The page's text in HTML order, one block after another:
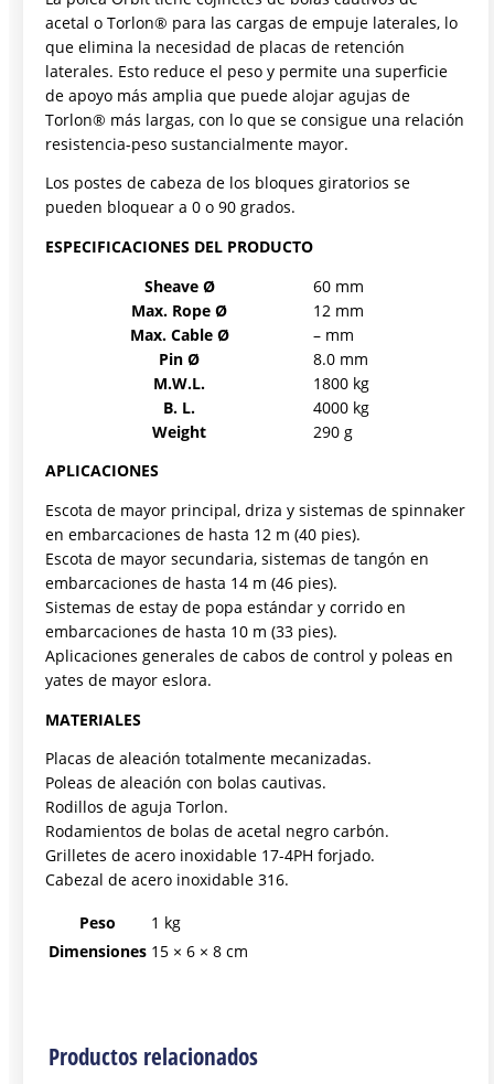
acetal o Torlon® para las cargas de empuje laterales, lo
que elimina la necesidad de placas de retención
laterales. Esto reduce el peso y permite una superficie
de apoyo más amplia que puede alojar agujas de
Torlon® más largas, con lo que se consigue una relación
resistencia-peso sustancialmente mayor.
Los postes de cabeza de los bloques giratorios se
pueden bloquear a 0 o 90 grados.
ESPECIFICACIONES DEL PRODUCTO
Sheave Ø
60 mm
Max. Rope Ø
12 mm
Max. Cable Ø
– mm
Pin Ø
8.0 mm
M.W.L.
1800 kg
B. L.
4000 kg
Weight
290 g
APLICACIONES
Escota de mayor principal, driza y sistemas de spinnaker
en embarcaciones de hasta 12 m (40 pies).
Escota de mayor secundaria, sistemas de tangón en
embarcaciones de hasta 14 m (46 pies).
Sistemas de estay de popa estándar y corrido en
embarcaciones de hasta 10 m (33 pies).
Aplicaciones generales de cabos de control y poleas en
yates de mayor eslora.
MATERIALES
Placas de aleación totalmente mecanizadas.
Poleas de aleación con bolas cautivas.
Rodillos de aguja Torlon.
Rodamientos de bolas de acetal negro carbón.
Grilletes de acero inoxidable 17-4PH forjado.
Cabezal de acero inoxidable 316.
Peso
1 kg
Dimensiones 15 × 6 × 8 cm
Productos relacionados